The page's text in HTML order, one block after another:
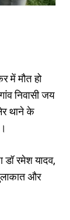
में मौत हो
निवासी जय
थाने के
रमेश यादव,
और